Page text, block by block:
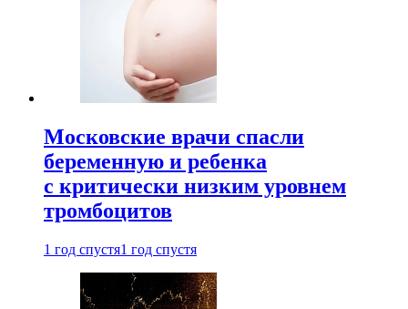
Московские врачи спасли
беременную и ребенка
с критически низким уровнем
тромбоцитов
1 год спустя1 год спустя